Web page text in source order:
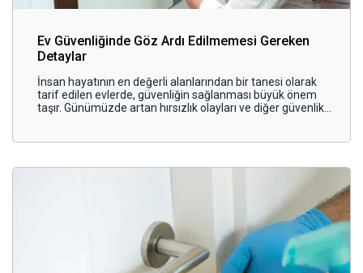
Ev Güvenliğinde Göz Ardı Edilmemesi Gereken
Detaylar
İnsan hayatının en değerli alanlarından bir tanesi olarak
tarif edilen evlerde, güvenliğin sağlanması büyük önem
taşır. Günümüzde artan hırsızlık olayları ve diğer güvenlik